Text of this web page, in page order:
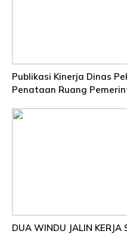
Publikasi Kinerja Dinas
Penataan Ruang
DUA WINDU JALIN KERJA